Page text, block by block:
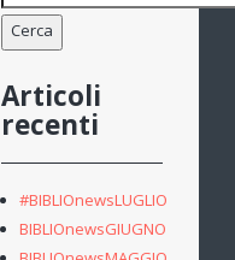
per:
Articoli
recenti
#BIBLIOnewsLUGLIO
BIBLIOnewsGIUGNO